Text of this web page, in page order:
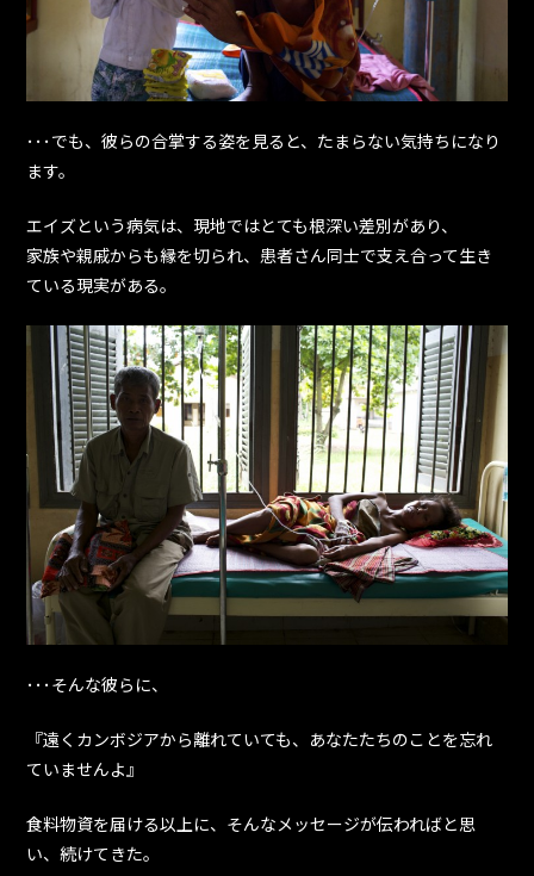
･･･でも、彼らの合掌する姿を見ると、たまらない気持ちになり
ます。
エイズという病気は、現地ではとても根深い差別があり、
家族や親戚からも縁を切られ、患者さん同士で支え合って生き
ている現実がある。
･･･そんな彼らに、
『遠くカンボジアから離れていても、あなたたちのことを忘れ
ていませんよ』
食料物資を届ける以上に、そんなメッセージが伝わればと思
い、続けてきた。